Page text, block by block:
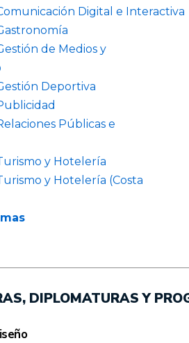
Digital e Interactiva
de Medios y
Deportiva
Públicas e
y Hotelería
y Hotelería (Costa
DIPLOMATURAS Y